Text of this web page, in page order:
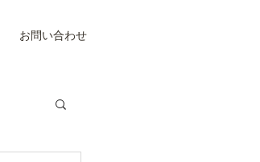
お問い合わせ